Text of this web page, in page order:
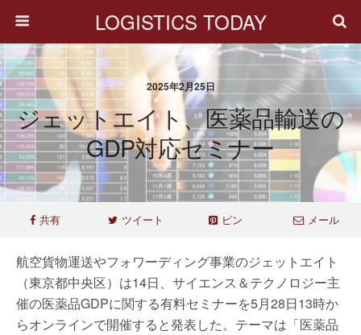
LOGISTICS TODAY
2025年2月25日
ジェットエイト、医薬品輸送の
GDP対応セミナー
共有 ツイート ピン メール
航空貨物運送やフォワーディング事業のジェットエイト
（東京都中央区）は14日、サイエンス＆テクノロジー主
催の医薬品GDPに関する有料セミナーを5月28日13時か
らオンラインで開催すると発表した。テーマは「医薬品